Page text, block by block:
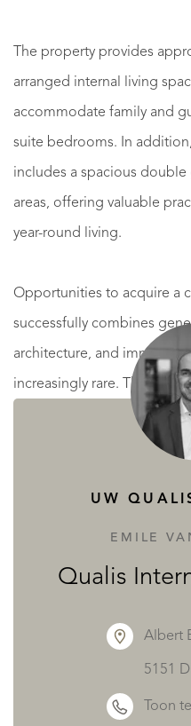
The property provides
arranged internal living
accommodate family and
suite bedrooms. In
includes a spacious
areas, offering valuable
year-round living.
Opportunities to acquire a
successfully combines
architecture, and
increasingly rare. This is a
seeking a refined alpine
UW
EMILE
Qualis
Albert
5151
Toon